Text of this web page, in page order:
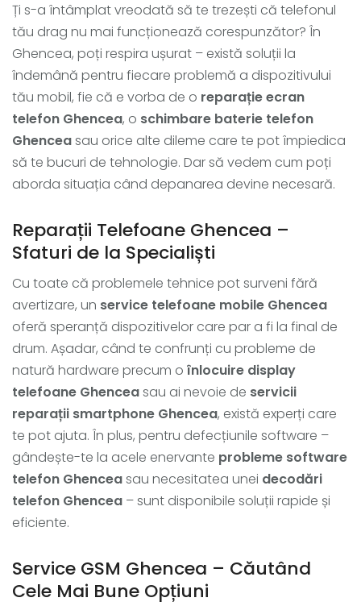
Ți s-a întâmplat vreodată să te trezești că telefonul
tău drag nu mai funcționează corespunzător? În
Ghencea, poți respira ușurat – există soluții la
îndemână pentru fiecare problemă a dispozitivului
tău mobil, fie că e vorba de o reparație ecran
telefon Ghencea, o schimbare baterie telefon
Ghenceasau orice alte dileme care te pot împiedica
să te bucuri de tehnologie. Dar să vedem cum poți
aborda situația când depanarea devine necesară.
Reparații Telefoane Ghencea –
Sfaturi de la Specialiști
Cu toate că problemele tehnice pot surveni fără
avertizare, un service telefoane mobile Ghencea
oferă speranță dispozitivelor care par a fi la final de
drum. Așadar, când te confrunți cu probleme de
natură hardware precum o înlocuire display
telefoane Ghenceasau ai nevoie de servicii
reparații smartphone Ghencea, există experți care
te pot ajuta. În plus, pentru defecțiunile software –
gândește-te la acele enervante probleme software
telefon Ghenceasau necesitatea unei decodări
telefon Ghencea – sunt disponibile soluții rapide și
eficiente.
Service GSM Ghencea – Căutând
Cele Mai Bune Opțiuni